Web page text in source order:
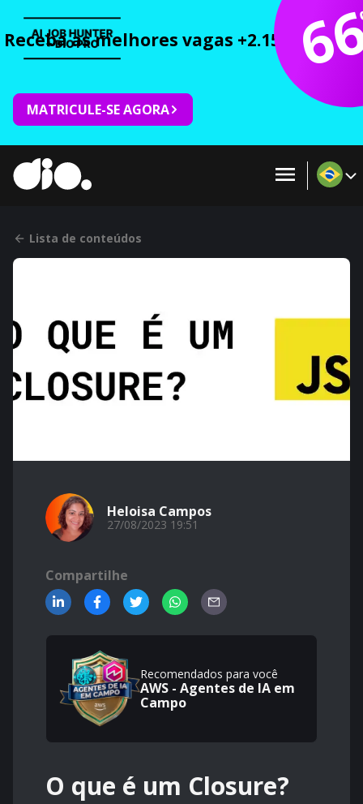
Receba as melhores vagas +2.150 cursos
MATRICULE-SE AGORA
Lista de conteúdos
Heloisa Campos
27/08/2023 19:51
Compartilhe
Recomendados para você
AWS - Agentes de IA em
Campo
O que é um Closure?